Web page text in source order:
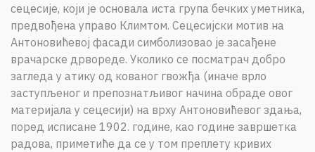
сецесије, који је основала иста група бечких уметника,
предвођена управо Климтом. Сецесијски мотив на
Антоновићевој фасади симболизовао је засађене
врачарске дрвореде. Уколико се посматрач добро
загледа у атику од кованог гвожђа (иначе врло
заступљеног и препознатљивог начина обраде овог
материјала у сецесији) на врху Антоновићевог здања,
поред исписане 1902. године, као године завршетка
радова, приметиће да се у том преплету кривих